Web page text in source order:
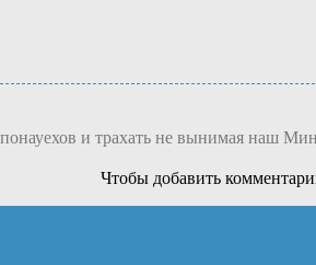
и трахать не вынимая наш
Чтобы добавить